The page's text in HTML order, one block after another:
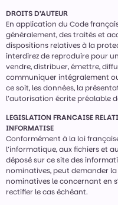
DROITS D’AUTEUR
En application du Code
généralement, des traités et
dispositions relatives à la
interdirez de reproduire pour
vendre, distribuer, émettre,
communiquer intégralement
ce soit, les données, la
l’autorisation écrite préalable
LEGISLATION FRANCAISE
INFORMATISE
Conformément à la loi
l’informatique, aux fichiers et
déposé sur ce site des
nominatives, peut demander
nominatives le concernant en
rectifier le cas échéant.